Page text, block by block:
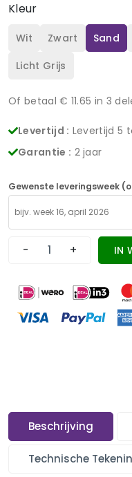
Kleur
Wit Zwart Sand
Licht Grijs
Of betaal € 11.65 in 3
Levertijd : Levertijd 5
Garantie : 2 jaar
Gewenste leveringsweek
- + IN
Beschrijving
Technische